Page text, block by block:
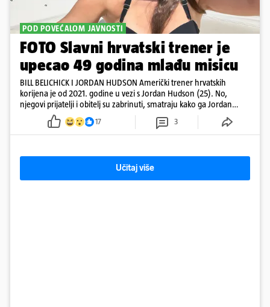
POD POVEĆALOM JAVNOSTI
FOTO Slavni hrvatski trener je
upecao 49 godina mlađu misicu
BILL BELICHICK I JORDAN HUDSON Američki trener hrvatskih
korijena je od 2021. godine u vezi s Jordan Hudson (25). No,
njegovi prijatelji i obitelj su zabrinuti, smatraju kako ga Jordan
kontrolira
17 3
Učitaj više